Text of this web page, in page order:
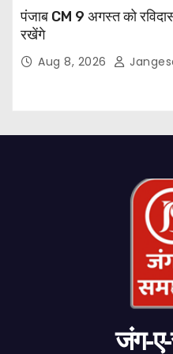
पंजाब CM 9 अगस्त को
रखेंगे
Aug 8, 2026
जंग-ए-